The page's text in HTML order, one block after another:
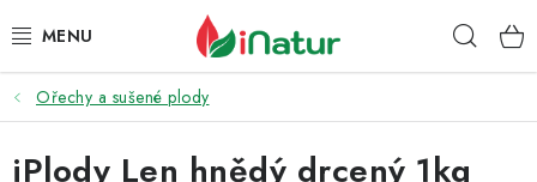
na
POTRAVINY
OŘECHY A SUŠENÉ PLODY
Ořechy a sušené plody
iPlody Len hnědý drcený 1kg